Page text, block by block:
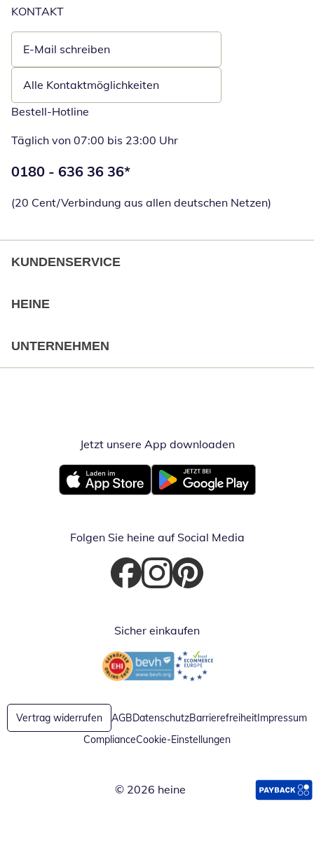
KONTAKT
E-Mail schreiben
Öffnet E-Mail-Client
Alle Kontaktmöglichkeiten
Bestell-Hotline
Täglich von 07:00 bis 23:00 Uhr
Telefonnummer:
0180 - 636 36 36*
(20 Cent/Verbindung aus allen deutschen Netzen)
KUNDENSERVICE
HEINE
UNTERNEHMEN
Jetzt unsere App downloadenÖffnet in
Öffnet in neuem FensterÖffnet in neuem Fenster
Folgen Sie heine auf Social Media
Öffnet in neuem Fenster
Öffnet in neuem Fenster
Öffnet in neuem Fenster
Sicher einkaufen
Öffnet in neuem FensterÖffnet in neuem Fenster
Vertrag widerrufen AGBDatenschutzBarrierefreiheitImpressum
ComplianceCookie-Einstellungen
© 2026 heine